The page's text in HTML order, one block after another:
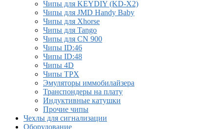
Чипы для KEYDIY (KD-X2)
Чипы для JMD Handy Baby
Чипы для Xhorse
Чипы для Tango
Чипы для CN 900
Чипы ID:46
Чипы ID:48
Чипы 4D
Чипы TPX
Эмуляторы иммобилайзера
Транспондеры на плату
Индуктивные катушки
Прочие чипы
Чехлы для сигнализации
Оборудование